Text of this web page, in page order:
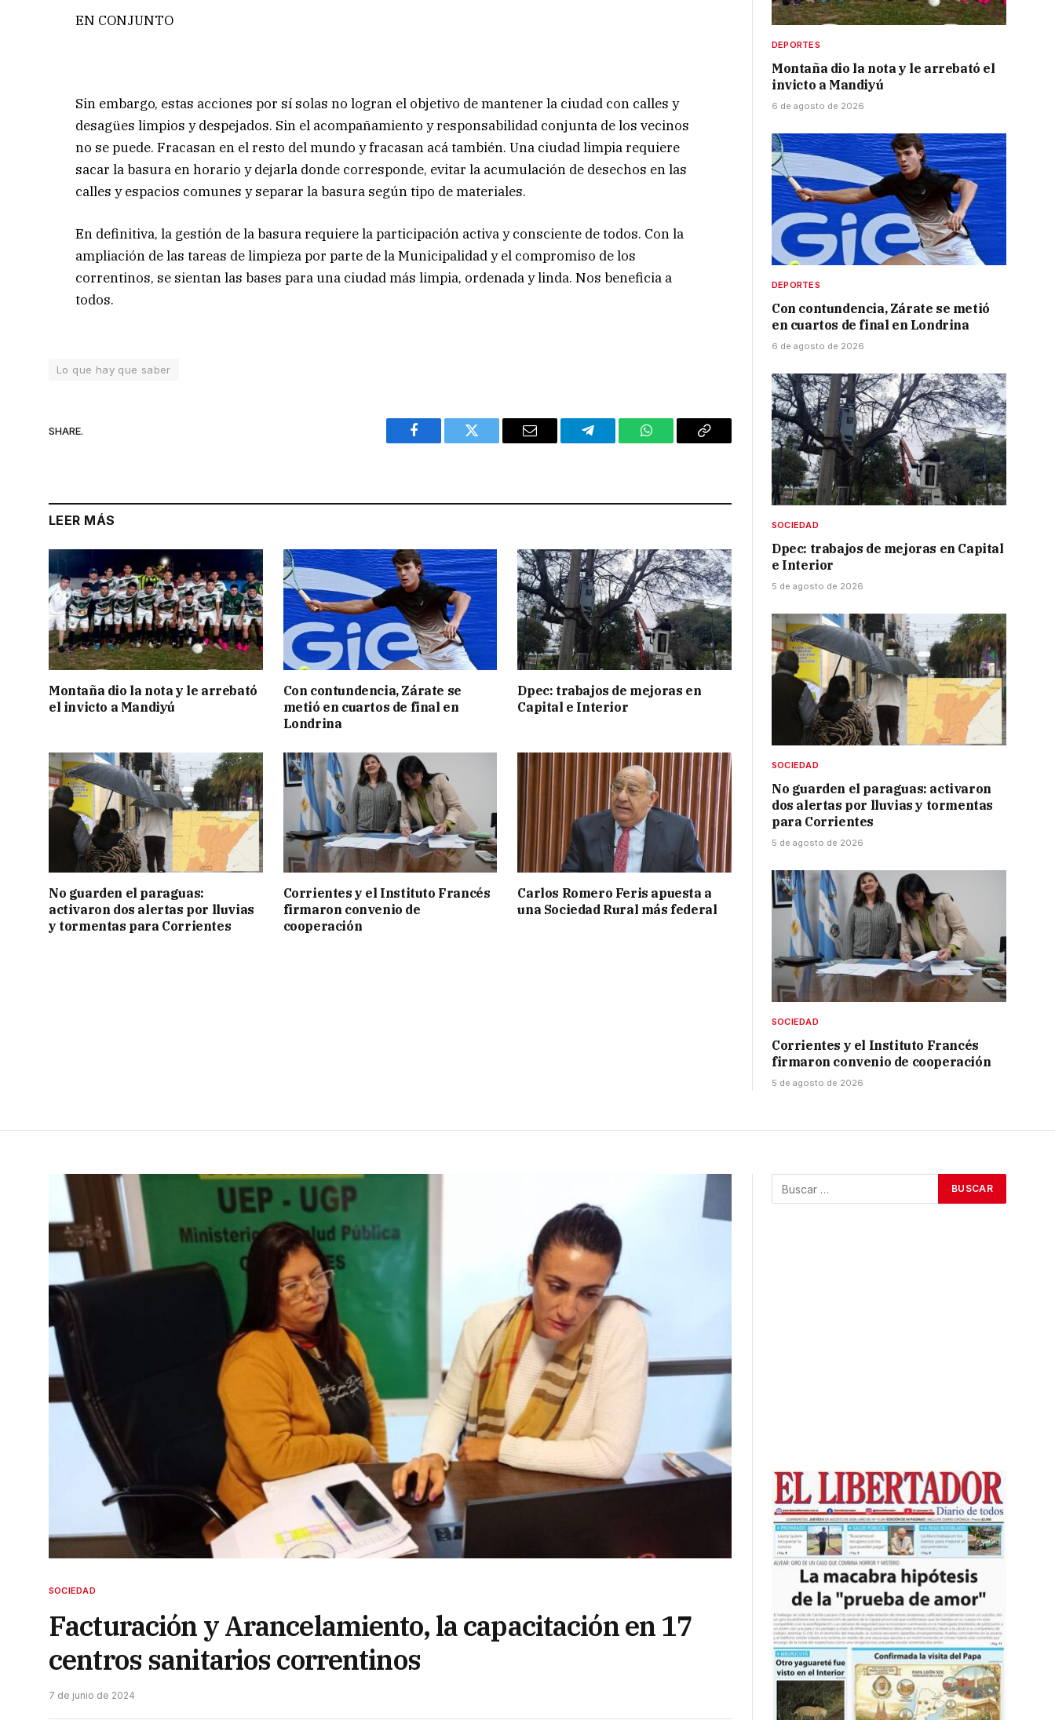
EN CONJUNTO
Sin embargo, estas acciones por sí solas no logran el objetivo de mantener la ciudad con calles y
desagües limpios y despejados. Sin el acompañamiento y responsabilidad conjunta de los vecinos
no se puede. Fracasan en el resto del mundo y fracasan acá también. Una ciudad limpia requiere
sacar la basura en horario y dejarla donde corresponde, evitar la acumulación de desechos en las
calles y espacios comunes y separar la basura según tipo de materiales.
En definitiva, la gestión de la basura requiere la participación activa y consciente de todos. Con la
ampliación de las tareas de limpieza por parte de la Municipalidad y el compromiso de los
correntinos, se sientan las bases para una ciudad más limpia, ordenada y linda. Nos beneficia a
todos.
Lo que hay que saber
SHARE.
Facebook Twitter Email Telegram WhatsAppCopy
LEER MÁS
Montaña dio la nota y le arrebató
el invicto a Mandiyú
Con contundencia, Zárate se
metió en cuartos de final en
Londrina
Dpec: trabajos de mejoras en
Capital e Interior
No guarden el paraguas:
activaron dos alertas por lluvias
y tormentas para Corrientes
Corrientes y el Instituto Francés
firmaron convenio de
cooperación
Carlos Romero Feris apuesta a
una Sociedad Rural más federal
DEPORTES
Montaña dio la nota y le arrebató el
invicto a Mandiyú
6 de agosto de 2026
DEPORTES
Con contundencia, Zárate se metió
en cuartos de final en Londrina
6 de agosto de 2026
SOCIEDAD
Dpec: trabajos de mejoras en Capital
e Interior
5 de agosto de 2026
SOCIEDAD
No guarden el paraguas: activaron
dos alertas por lluvias y tormentas
para Corrientes
5 de agosto de 2026
SOCIEDAD
Corrientes y el Instituto Francés
firmaron convenio de cooperación
5 de agosto de 2026
SOCIEDAD
Facturación y Arancelamiento, la capacitación en 17
centros sanitarios correntinos
7 de junio de 2024